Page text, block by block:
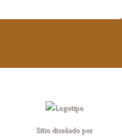
Sitio diseñado por